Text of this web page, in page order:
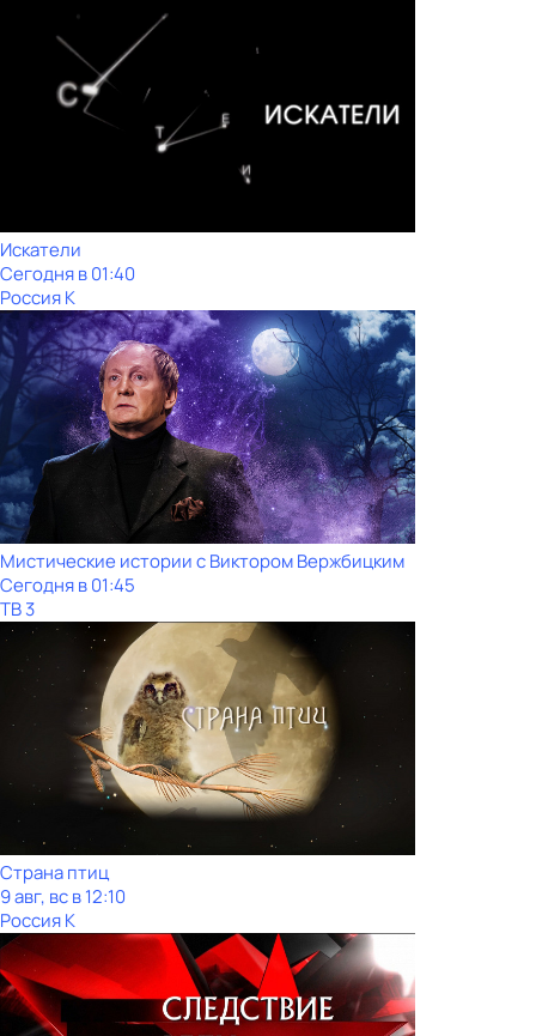
Искатели
Сегодня в 01:40
Россия К
Мистические истории с Виктoром Bержбицким
Сегодня в 01:45
ТВ 3
Страна птиц
9 авг, вс в 12:10
Россия К